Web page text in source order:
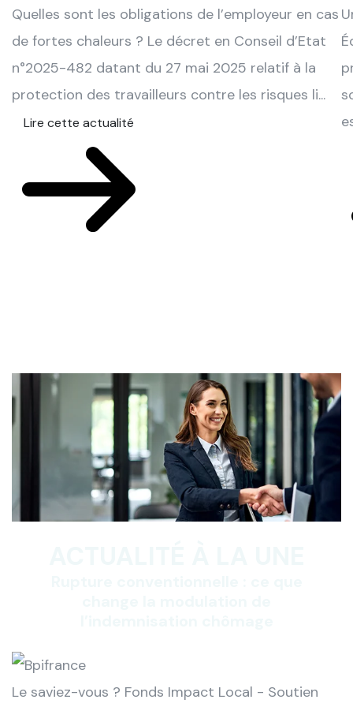
Quelles sont les obligations de l’employeur en cas
de fortes chaleurs ? Le décret en Conseil d’Etat
n°2025-482 datant du 27 mai 2025 relatif à la
protection des travailleurs contre les risques li...
Lire cette actualité
Le saviez-vous ? Fonds Impact Local - Soutien